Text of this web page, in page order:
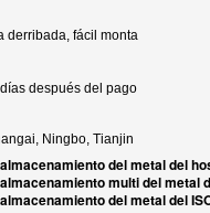
derribada, fácil monta
después del pago
Ningbo, Tianjin
del metal del
multi del metal
del metal del